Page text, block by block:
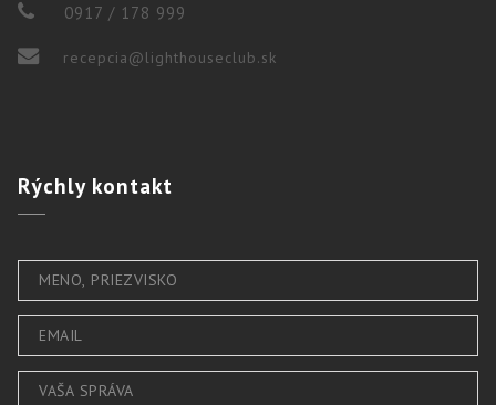
0917 / 178 999
recepcia@lighthouseclub.sk
Rýchlykontakt